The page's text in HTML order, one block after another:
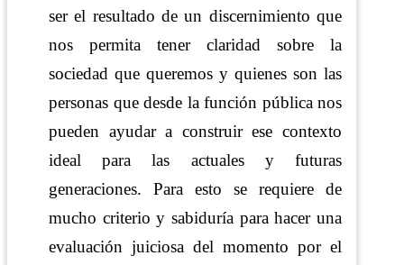
ser el resultado de un discernimiento que
nos permita tener claridad sobre la
sociedad que queremos y quienes son las
personas que desde la función pública nos
pueden ayudar a construir ese contexto
ideal para las actuales y futuras
generaciones. Para esto se requiere de
mucho criterio y sabiduría para hacer una
evaluación juiciosa del momento por el